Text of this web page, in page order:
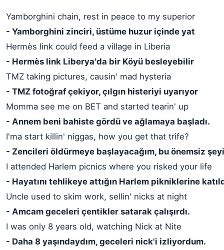
Yamborghini chain, rest in peace to my superior
- Yamborghini zinciri, üstüme huzur içinde yat
Hermès link could feed a village in Liberia
- Hermès link Liberya'da bir Köyü besleyebilir
TMZ taking pictures, causin' mad hysteria
- TMZ fotoğraf çekiyor, çılgın histeriyi uyarıyor
Momma see me on BET and started tearin' up
- Annem beni bahiste gördü ve ağlamaya başladı.
I'ma start killin' niggas, how you get that trife?
- Zencileri öldürmeye başlayacağım, bu önemsiz şeyi
I attended Harlem picnics where you risked your life
- Hayatını tehlikeye attığın Harlem pikniklerine
Uncle used to skim work, sellin' nicks at night
- Amcam geceleri çentikler satarak çalışırdı.
I was only 8 years old, watching Nick at Nite
- Daha 8 yaşındaydım, geceleri nick'i izliyordum.